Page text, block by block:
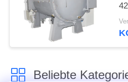
Beliebte